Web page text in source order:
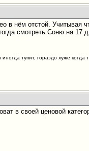
в нём отстой. Учитывая
смотреть Соню на 17
тупит, гораздо хуже когда
в своей ценовой